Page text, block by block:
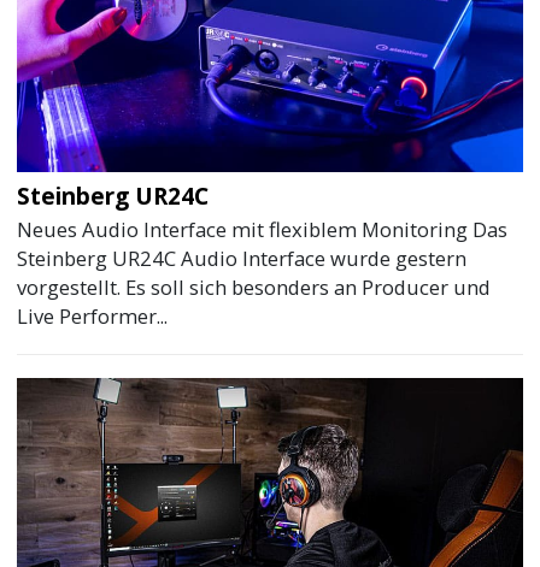
Steinberg UR24C
Neues Audio Interface mit flexiblem Monitoring Das
Steinberg UR24C Audio Interface wurde gestern
vorgestellt. Es soll sich besonders an Producer und
Live Performer...